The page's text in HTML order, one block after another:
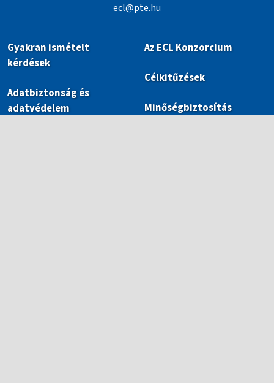
ecl@pte.hu
Gyakran ismételt
kérdések
Adatbiztonság és
adatvédelem
Az ECL Konzorcium
Célkitűzések
Minőségbiztosítás